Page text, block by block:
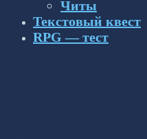
Читы
Текстовый квест
RPG — тест